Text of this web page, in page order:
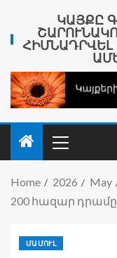
ԿԱՅՔԸ
ՀԻՄՆԱԴՐՎԵԼ
Home 2026 May
200 հազար դրամը
ՄԱՄՈՒԼ